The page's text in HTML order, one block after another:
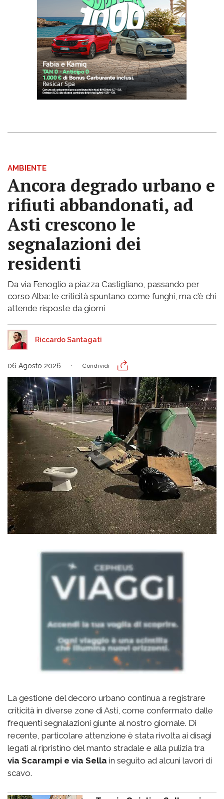
AMBIENTE
Ancora degrado urbano e
rifiuti abbandonati, ad
Asti crescono le
segnalazioni dei
residenti
Da via Fenoglio a piazza Castigliano, passando per
corso Alba: le criticità spuntano come funghi, ma c'è chi
attende risposte da giorni
Riccardo Santagati
06 Agosto 2026 Condividi
La gestione del decoro urbano continua a registrare
criticità in diverse zone di Asti, come confermato dalle
frequenti segnalazioni giunte al nostro giornale. Di
recente, particolare attenzione è stata rivolta ai disagi
legati al ripristino del manto stradale e alla pulizia tra
via Scarampi e via Sella in seguito ad alcuni lavori di
scavo.